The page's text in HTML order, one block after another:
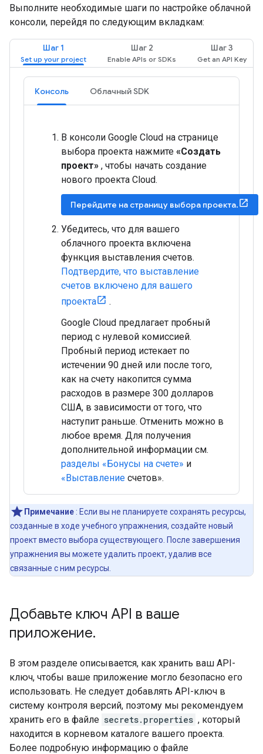
Выполните необходимые шаги по настройке облачной
консоли, перейдя по следующим вкладкам:
Шаг 1 Шаг 2 Шаг 3
Консоль Облачный SDK
В консоли Google Cloud на странице
выбора проекта нажмите «Создать
проект» , чтобы начать создание
нового проекта Cloud.
Перейдите на страницу выбора проекта.
Убедитесь, что для вашего
облачного проекта включена
функция выставления счетов.
Подтвердите, что выставление
счетов включено для вашего
проекта
.
Google Cloud предлагает пробный
период с нулевой комиссией.
Пробный период истекает по
истечении 90 дней или после того,
как на счету накопится сумма
расходов в размере 300 долларов
США, в зависимости от того, что
наступит раньше. Отменить можно в
любое время. Для получения
дополнительной информации см.
разделы «Бонусы на счете» и
«Выставление счетов».
Примечание : Если вы не планируете сохранять ресурсы,
созданные в ходе учебного упражнения, создайте новый
проект вместо выбора существующего. После завершения
упражнения вы можете удалить проект, удалив все
связанные с ним ресурсы.
Добавьте ключ API в ваше
приложение.
В этом разделе описывается, как хранить ваш API-
ключ, чтобы ваше приложение могло безопасно его
использовать. Не следует добавлять API-ключ в
систему контроля версий, поэтому мы рекомендуем
хранить его в файле secrets.properties , который
находится в корневом каталоге вашего проекта.
Более подробную информацию о файле